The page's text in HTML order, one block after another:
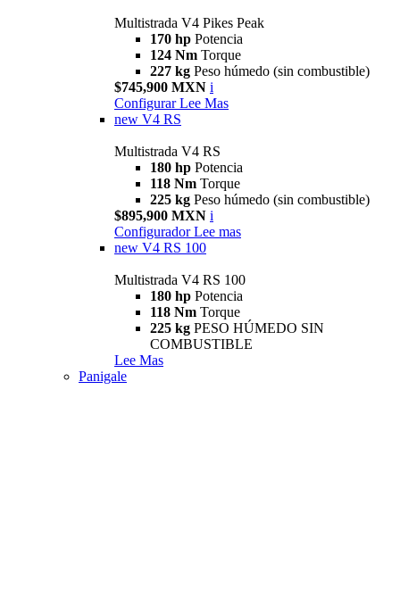
Multistrada V4 Pikes Peak
170 hp Potencia
124 Nm Torque
227 kg Peso húmedo (sin combustible)
$745,900 MXN i
Configurar Lee Mas
new V4 RS
Multistrada V4 RS
180 hp Potencia
118 Nm Torque
225 kg Peso húmedo (sin combustible)
$895,900 MXN i
Configurador Lee mas
new V4 RS 100
Multistrada V4 RS 100
180 hp Potencia
118 Nm Torque
225 kg PESO HÚMEDO SIN
COMBUSTIBLE
Lee Mas
Panigale